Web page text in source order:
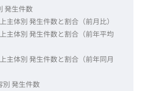
発生件数
主体別 発生件数と割合（前月比）
主体別 発生件数と割合（前年平均
主体別 発生件数と割合（前年同月
別 発生件数